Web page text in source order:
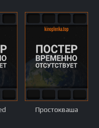
Простокваша